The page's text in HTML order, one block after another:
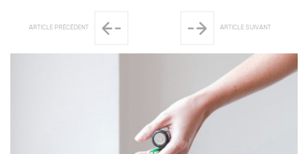
ARTICLE PRÉCÉDENT ARTICLE SUIVANT